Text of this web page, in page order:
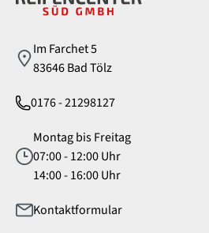
Im Farchet 5
83646 Bad Tölz
0176 - 21298127
Montag bis Freitag
07:00 - 12:00 Uhr
14:00 - 16:00 Uhr
Kontaktformular